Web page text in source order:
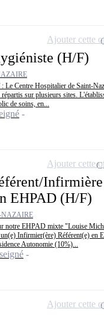
(H/F)
Centre Hospitalier de Saint-
sur plusieurs sites.
de soins, en...
Ajouter cette
Infirmière
EHPAD (H/F)
NAZAIRE
notre EHPAD mixte "Louise
Infirmier(ère) Référent(e) en
Autonomie (10%)...
Ajouter cette
Ajouter cette